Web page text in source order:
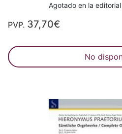
Agotado en la editorial
PVP. 37,70€
No